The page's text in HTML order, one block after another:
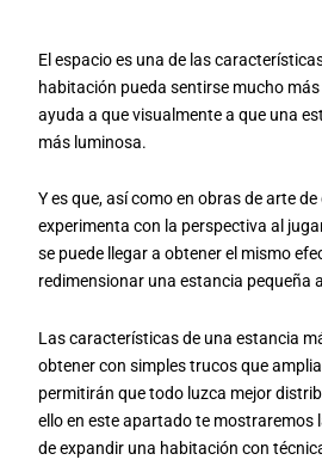
El espacio es una de las
habitación pueda sentirse mucho
ayuda a que visualmente a que una
más luminosa.
Y es que, así como en obras de arte
experimenta con la perspectiva al
se puede llegar a obtener el mismo
redimensionar una estancia pequeña
Las características de una estancia
obtener con simples trucos que
permitirán que todo luzca mejor
ello en este apartado te mostraremos
de expandir una habitación con